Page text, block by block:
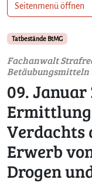
Tatbestände BtMG
Fachanwalt
09. Januar
Verdachts
Erwerb
Drogen
Seitenmenü öffnen